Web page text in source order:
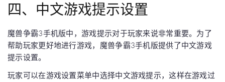
四、中文游戏提示设置
魔兽争霸3手机版中，游戏提示对于玩家来说非常重要。为了
帮助玩家更好地进行游戏，魔兽争霸3手机版提供了中文游戏
提示设置。
玩家可以在游戏设置菜单中选择中文游戏提示，这样在游戏过